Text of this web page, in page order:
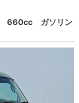
660cc ガソリン